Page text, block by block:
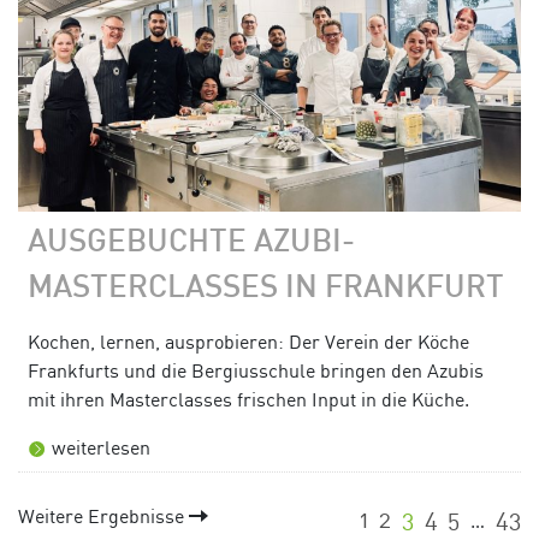
AUSGEBUCHTE AZUBI-
MASTERCLASSES IN FRANKFURT
Kochen, lernen, ausprobieren: Der Verein der Köche
Frankfurts und die Bergiusschule bringen den Azubis
mit ihren Masterclasses frischen Input in die Küche.
weiterlesen
Weitere Ergebnisse 1 2 3 4 5 … 43